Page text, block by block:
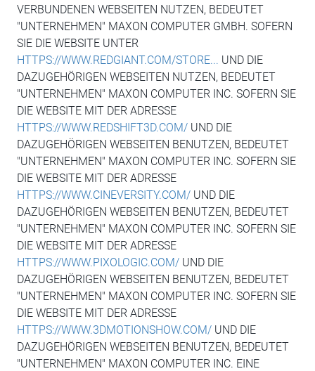
VERBUNDENEN WEBSEITEN NUTZEN, BEDEUTET
"UNTERNEHMEN" MAXON COMPUTER GMBH. SOFERN
SIE DIE WEBSITE UNTER
HTTPS://WWW.REDGIANT.COM/STORE... UND DIE
DAZUGEHÖRIGEN WEBSEITEN NUTZEN, BEDEUTET
"UNTERNEHMEN" MAXON COMPUTER INC. SOFERN SIE
DIE WEBSITE MIT DER ADRESSE
HTTPS://WWW.REDSHIFT3D.COM/ UND DIE
DAZUGEHÖRIGEN WEBSEITEN BENUTZEN, BEDEUTET
"UNTERNEHMEN" MAXON COMPUTER INC. SOFERN SIE
DIE WEBSITE MIT DER ADRESSE
HTTPS://WWW.CINEVERSITY.COM/ UND DIE
DAZUGEHÖRIGEN WEBSEITEN BENUTZEN, BEDEUTET
"UNTERNEHMEN" MAXON COMPUTER INC. SOFERN SIE
DIE WEBSITE MIT DER ADRESSE
HTTPS://WWW.PIXOLOGIC.COM/ UND DIE
DAZUGEHÖRIGEN WEBSEITEN BENUTZEN, BEDEUTET
"UNTERNEHMEN" MAXON COMPUTER INC. SOFERN SIE
DIE WEBSITE MIT DER ADRESSE
HTTPS://WWW.3DMOTIONSHOW.COM/ UND DIE
DAZUGEHÖRIGEN WEBSEITEN BENUTZEN, BEDEUTET
"UNTERNEHMEN" MAXON COMPUTER INC. EINE